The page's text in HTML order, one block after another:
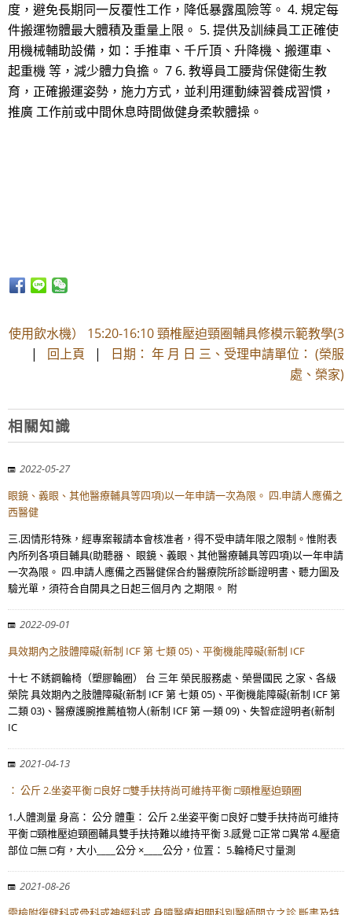
度，避免長期同一反覆性工作，降低暴露風險等。 4. 規定每
件搬運物體最大體積及重量上限。 5. 提供及訓練員工正確使
用機械輔助設備，如：手推車、千斤頂、升降機、搬運車、
起重機 等，減少體力負擔。 7 6. 教導員工腰背保健衛生教
育，正確搬運姿勢，施力方式，並利用運動練習養成習慣，
推廣 工作前或中間休息時間做健身柔軟體操。
使用飲水機） 15:20-16:10 頸椎壓迫頸圈輔具修模示範教學(3
| 回上頁 | 日期： 年 月 日 三、受理申請單位： (榮服
處、榮家)
相關知識
2022-05-27
眼鏡、義眼、其他醫療輔具等四項)以一年申請一次為限。 四.申請人應備之
西醫健
三.因情形特殊，經專案報請本會核准者，得不受申請年限之限制。惟附表
內所列各項目輔具(助聽器、 眼鏡、義眼、其他醫療輔具等四項)以一年申請
一次為限。 四.申請人應備之西醫健保合約醫療院所診斷證明書、聽力圖及
驗光單，須符合自開具之日起三個月內 之期限。 附
2022-09-01
具效期內之肢體障礙(新制 ICF 第 七類 05)、平衡機能障礙(新制 ICF
十七 不銹鋼輪椅（塑膠輪圈） 台 三年 榮民服務處、榮譽國民 之家、各級
榮院 具效期內之肢體障礙(新制 ICF 第 七類 05)、平衡機能障礙(新制 ICF 第
二類 03)、醫療護腕推薦植物人(新制 ICF 第 一類 09)、失智症證明者(新制
IC
2021-04-13
： 公斤 2.坐姿平衡 □良好 □雙手扶持尚可維持平衡 □頸椎壓迫頸圈
1.人體測量 身高： 公分 體重： 公斤 2.坐姿平衡 □良好 □雙手扶持尚可維持
平衡 □頸椎壓迫頸圈輔具雙手扶持難以維持平衡 3.感覺 □正常 □異常 4.壓瘡
部位 □無 □有，大小____公分 ×____公分，位置： 5.輪椅尺寸量測
2021-08-26